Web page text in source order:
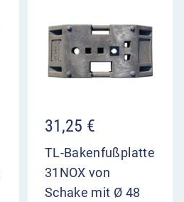
31,25 €
TL-Bakenfußplatte
31NOX von
Schake mit Ø 48